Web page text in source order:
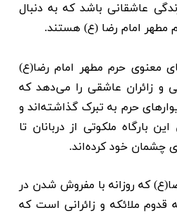
عاشقانی باشد که به دنبال
مطهر امام رضا (ع) هستند.
معنوی حرم مطهر امام رضا(ع)
و زائران عاشقی را می‌دهد که
حرم به تبرک گذاشته‌اند و
بارگاه ملکوتی از دربانان تا
چشمان خود کرده‌اند.
که روزانه با مفروش شدن در
ملائکه و زائرانی است که